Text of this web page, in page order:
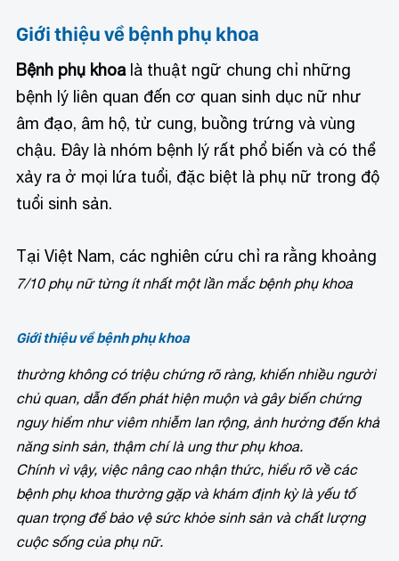
Giới thiệu về bệnh phụ khoa
Bệnh phụ khoalà thuật ngữ chung chỉ những
bệnh lý liên quan đến cơ quan sinh dục nữ như
âm đạo, âm hộ, tử cung, buồng trứng và vùng
chậu. Đây là nhóm bệnh lý rất phổ biến và có thể
xảy ra ở mọi lứa tuổi, đặc biệt là phụ nữ trong độ
tuổi sinh sản.
Tại Việt Nam, các nghiên cứu chỉ ra rằng khoảng
7/10 phụ nữ từng ít nhất một lần mắc bệnh phụ khoa
Giới thiệu về bệnh phụ khoa
thường không có triệu chứng rõ ràng, khiến nhiều người
chủ quan, dẫn đến phát hiện muộn và gây biến chứng
nguy hiểm như viêm nhiễm lan rộng, ảnh hưởng đến khả
năng sinh sản, thậm chí là ung thư phụ khoa.
Chính vì vậy, việc nâng cao nhận thức, hiểu rõ về các
bệnh phụ khoa thường gặp và khám định kỳ là yếu tố
quan trọng để bảo vệ sức khỏe sinh sản và chất lượng
cuộc sống của phụ nữ.